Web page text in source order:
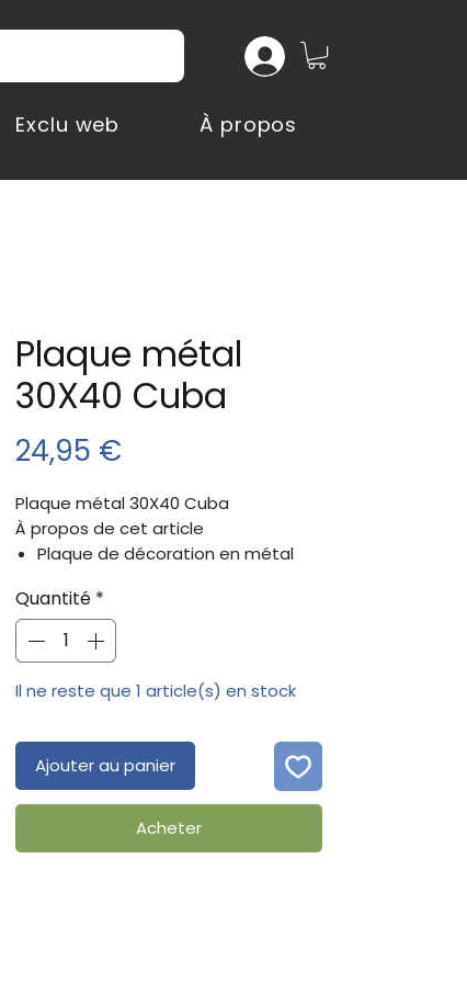
Exclu web À propos
Plaque métal
30X40 Cuba
24,95 €
Plaque métal 30X40 Cuba
À propos de cet article
Plaque de décoration en métal
Fabriquée en acier solide
4 trous pré-percés pour faciliter la
fiation murale
Idéal pour décorer votre intérieur
Quantité *
Il ne reste que 1 article(s) en stock
Ajouter au panier
Acheter